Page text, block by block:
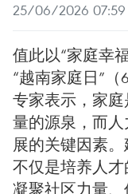
25/06/2026 07:59
值此以“家庭幸
“越南家庭日”
专家表示，家
量的源泉，而
展的关键因素
不仅是培养人才
凝聚社区力量、